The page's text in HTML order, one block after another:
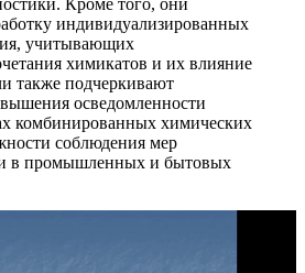
индивидуализированных
учитывающих
химикатов и их влияние
также подчеркивают
осведомленности
комбинированных химических
соблюдения мер
в промышленных и бытовых